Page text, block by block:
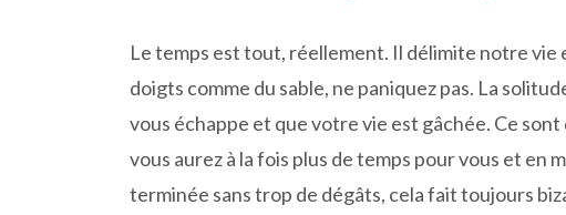
Le temps est tout, réellement. Il délimite notre vie
doigts comme du sable, ne paniquez pas. La
vous échappe et que votre vie est gâchée. Ce
vous aurez à la fois plus de temps pour vous et en
terminée sans trop de dégâts, cela fait toujours